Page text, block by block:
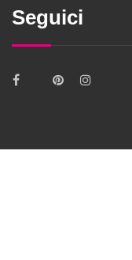
Seguici